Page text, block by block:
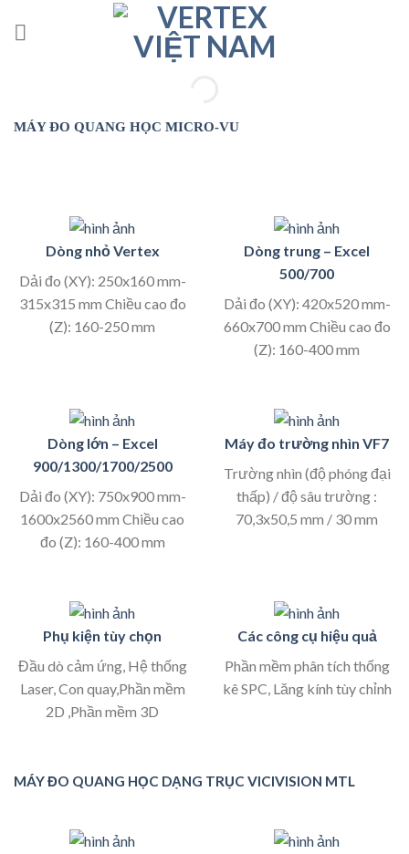
MÁY ĐO QUANG HỌC MICRO-VU
Dòng nhỏ Vertex
Dải đo (XY): 250x160 mm-
315x315 mm Chiều cao đo
(Z): 160-250 mm
Dòng trung – Excel
500/700
Dải đo (XY): 420x520 mm-
660x700 mm Chiều cao đo
(Z): 160-400 mm
Dòng lớn – Excel
900/1300/1700/2500
Dải đo (XY): 750x900 mm-
1600x2560 mm Chiều cao
đo (Z): 160-400 mm
Máy đo trường nhìn VF7
Trường nhìn (độ phóng đại
thấp) / độ sâu trường :
70,3x50,5 mm / 30 mm
Phụ kiện tùy chọn
Đầu dò cảm ứng, Hệ thống
Laser, Con quay,Phần mềm
2D ,Phần mềm 3D
Các công cụ hiệu quả
Phần mềm phân tích thống
kê SPC, Lăng kính tùy chỉnh
MÁY ĐO QUANG HỌC DẠNG TRỤC VICIVISION MTL